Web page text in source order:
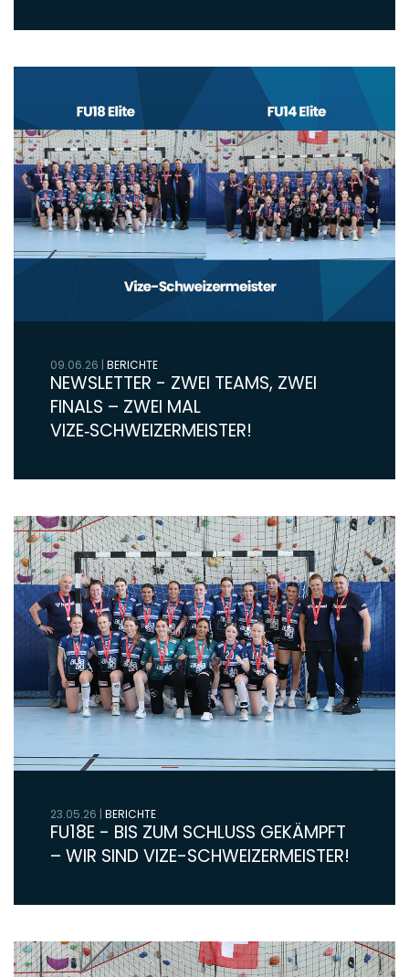
09.06.26 | BERICHTE
NEWSLETTER - ZWEI TEAMS, ZWEI
FINALS – ZWEI MAL
VIZE‑SCHWEIZERMEISTER!
23.05.26 | BERICHTE
FU18E - BIS ZUM SCHLUSS GEKÄMPFT
– WIR SIND VIZE-SCHWEIZERMEISTER!